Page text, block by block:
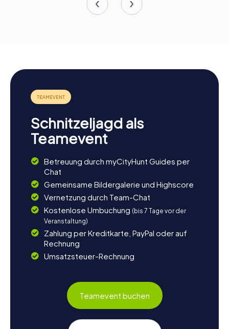
Schnitzeljagd als
Teamevent
Betreuung durch myCityHunt Guides per
Chat
Gemeinsame Bildergalerie und Highscore
Vernetzung durch Team-Chat
Kostenlose Umbuchung (bis 7 Tage vor der
Veranstaltung)
Zahlung per Kreditkarte, PayPal oder auf
Rechnung
Umsatzsteuer-Rechnung
Teamevent buchen